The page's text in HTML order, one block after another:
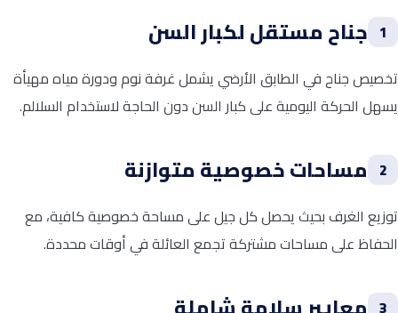
1 جناح مستقل لكبار السن
تخصيص جناح في الطابق الأرضي يشمل غرفة نوم ودورة مياه مهيأة
يسهل الحركة اليومية على كبار السن دون الحاجة لاستخدام السلالم.
2 مساحات خصوصية متوازنة
توزيع الغرف بحيث يحصل كل جيل على مساحة خصوصية كافية، مع
الحفاظ على مساحات مشتركة تجمع العائلة في أوقات محددة.